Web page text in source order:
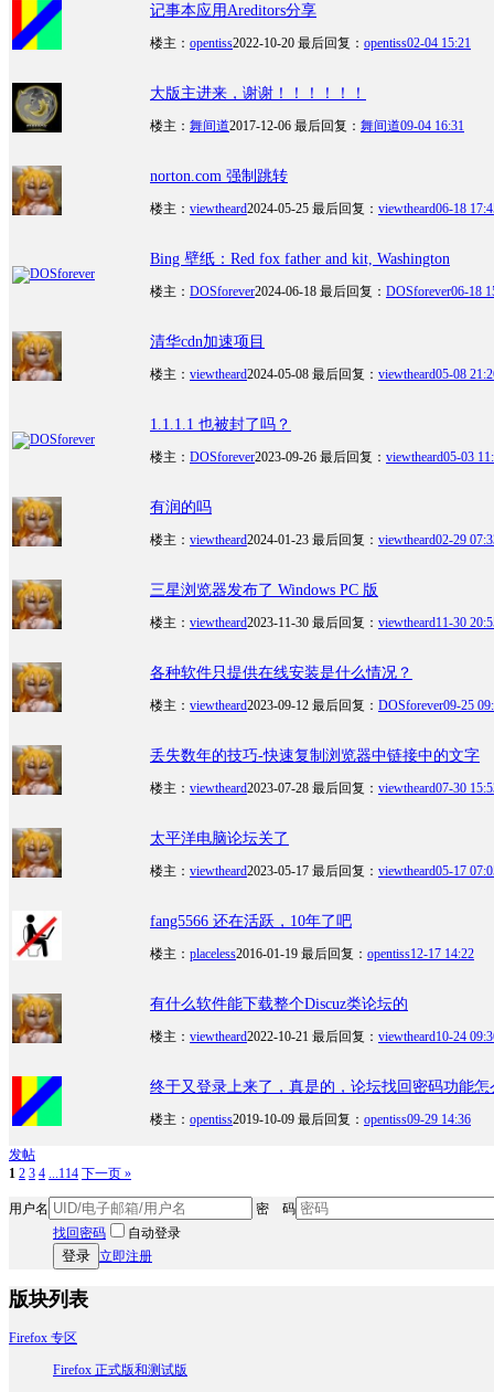
记事本应用Areditors分享
楼主： opentiss2022-10-20 最后回复： opentiss02-04 15:21
大版主进来，谢谢！！！！！！
楼主： 舞间道2017-12-06 最后回复： 舞间道09-04 16:31
norton.com 强制跳转
楼主： viewtheard2024-05-25 最后回复： viewtheard06-18
Bing 壁纸：Red fox father and kit, Washington
楼主： DOSforever2024-06-18 最后回复： DOSforever06-18
清华cdn加速项目
楼主： viewtheard2024-05-08 最后回复： viewtheard05-08
1.1.1.1 也被封了吗？
楼主： DOSforever2023-09-26 最后回复： viewtheard05-03
有润的吗
楼主： viewtheard2024-01-23 最后回复： viewtheard02-29
三星浏览器发布了 Windows PC 版
楼主： viewtheard2023-11-30 最后回复： viewtheard11-30
各种软件只提供在线安装是什么情况？
楼主： viewtheard2023-09-12 最后回复： DOSforever09-25
丢失数年的技巧-快速复制浏览器中链接中的文字
楼主： viewtheard2023-07-28 最后回复： viewtheard07-30
太平洋电脑论坛关了
楼主： viewtheard2023-05-17 最后回复： viewtheard05-17
fang5566 还在活跃，10年了吧
楼主： placeless2016-01-19 最后回复： opentiss12-17 14:22
有什么软件能下载整个Discuz类论坛的
楼主： viewtheard2022-10-21 最后回复： viewtheard10-24
终于又登录上来了，真是的，论坛找回密码功能
楼主： opentiss2019-10-09 最后回复： opentiss09-29 14:36
发帖
1 2 3 4 ...114 下一页 »
用户名
密 码
找回密码
自动登录
登录 立即注册
版块列表
Firefox 专区
Firefox 正式版和测试版